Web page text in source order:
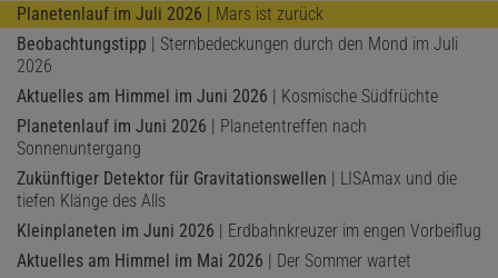
Planetenlauf im Juli 2026 | Mars ist zurück
Beobachtungstipp | Sternbedeckungen durch den Mond im Juli
2026
Aktuelles am Himmel im Juni 2026 | Kosmische Südfrüchte
Planetenlauf im Juni 2026 | Planetentreffen nach
Sonnenuntergang
Zukünftiger Detektor für Gravitationswellen | LISAmax und die
tiefen Klänge des Alls
Kleinplaneten im Juni 2026 | Erdbahnkreuzer im engen Vorbeiflug
Aktuelles am Himmel im Mai 2026 | Der Sommer wartet